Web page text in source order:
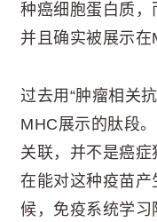
种癌细胞蛋白质，
并且确实被展示在
过去用“肿瘤相关
MHC展示的肽段
关联，并不是癌
在能对这种疫苗
候，免疫系统学习